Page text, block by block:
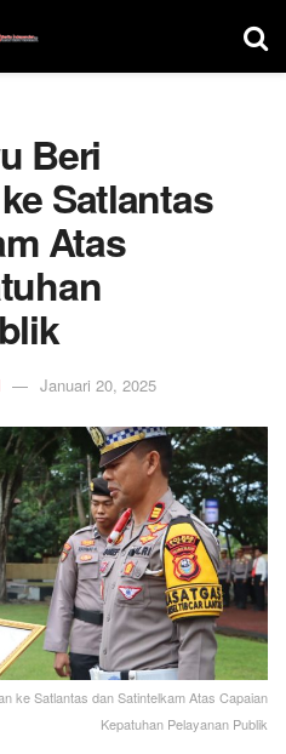
Beri
Satlantas
Atas
Januari 20, 2025
ke Satlantas dan Satintelkam Atas Capaian
Kepatuhan Pelayanan Publik